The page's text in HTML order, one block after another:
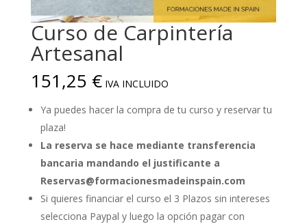
Curso de Carpintería
Artesanal
151,25 € IVA INCLUIDO
Ya puedes hacer la compra de tu curso y reservar tu
plaza!
La reserva se hace mediante transferencia
bancaria mandando el justificante a
Reservas@formacionesmadeinspain.com
Si quieres financiar el curso el 3 Plazos sin intereses
selecciona Paypal y luego la opción pagar con